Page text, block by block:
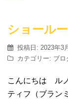
ショール
投稿日: 2023年3
カテゴリー: ブロ
こんにちは ル
ティフ（ブラン